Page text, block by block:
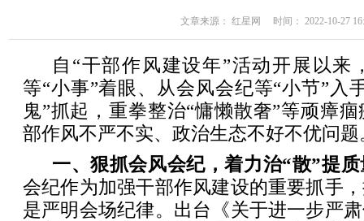
文章来源： 红星网 时间： 2022-10-27
自“干部作风建设年”活动开展以来
等“小事”着眼、从会风会纪等“小节”入
鬼”抓起，重拳整治“慵懒散奢”等顽瘴
部作风不严不实、政治生态不好不优问题
一、狠抓会风会纪，着力治“散”提
会纪作为加强干部作风建设的重要抓手
是严明会场纪律。出台《关于进一步严